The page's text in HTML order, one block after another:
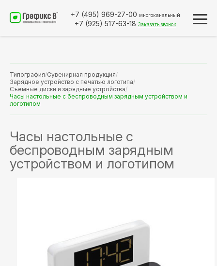
+7 (495) 969-27-00 многоканальный
+7 (925) 517-63-18 Заказать звонок
Типография/Сувенирная продукция/
Зарядное устройство с печатью логотипа/
Съемные диски и зарядные устройства/
Часы настольные с беспроводным зарядным устройством и
логотипом
Часы настольные с
беспроводным зарядным
устройством и логотипом